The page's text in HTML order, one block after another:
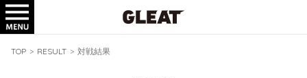
TOP > RESULT > 対戦結果